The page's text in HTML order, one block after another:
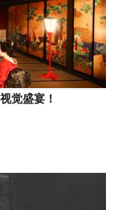
觉盛宴！